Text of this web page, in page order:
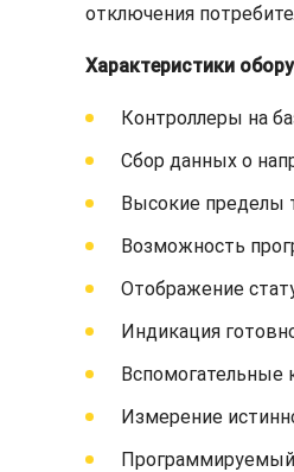
отключения
Характеристики
Контроллеры на
Сбор данных о
Высокие пределы
Возможность
Отображение
Индикация
Вспомогательные
Измерение
Программируемый